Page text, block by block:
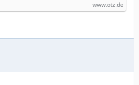
www.otz.de